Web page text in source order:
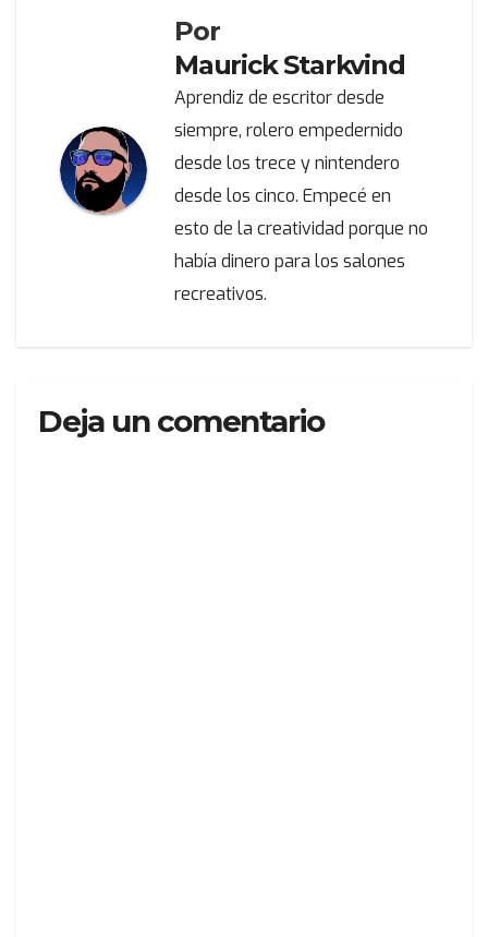
Por
Maurick Starkvind
Aprendiz de escritor desde
siempre, rolero empedernido
desde los trece y nintendero
desde los cinco. Empecé en
esto de la creatividad porque no
había dinero para los salones
recreativos.
Deja un comentario